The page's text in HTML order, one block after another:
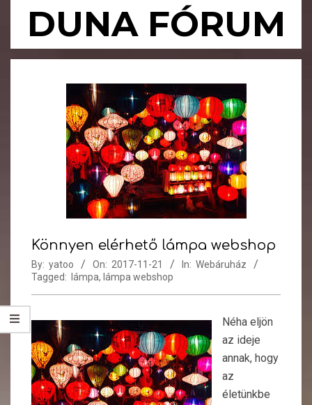
DUNA FÓRUM
Primary
Könnyen elérhető lámpa webshop
By: yatoo On: 2017-11-21 In: Webáruház
Tagged:
lámpa, lámpa webshop
Néha eljön
az ideje
annak, hogy
az
életünkbe